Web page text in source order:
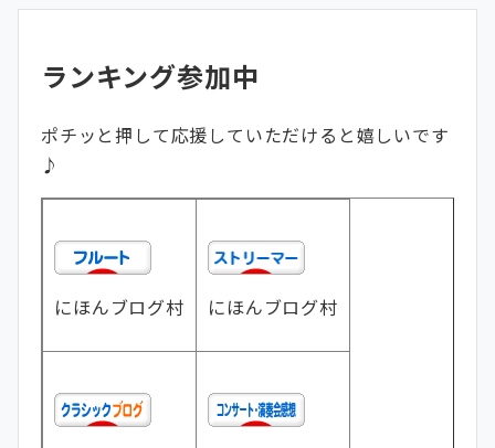
ランキング参加中
ポチッと押して応援していただけると嬉しいです
♪
にほんブログ村 にほんブログ村